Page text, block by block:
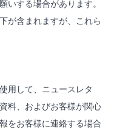
いする場合があります。
が含まれますが、これら
用して、ニュースレタ
料、およびお客様が関心
をお客様に連絡する場合